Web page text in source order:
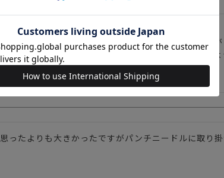
こんな便利なハサミがあるなんて知りませんでした。
手芸では糸切りハサミを使用することが多かったですが
こちらを購入してからこちらのハサミの方がよく使う